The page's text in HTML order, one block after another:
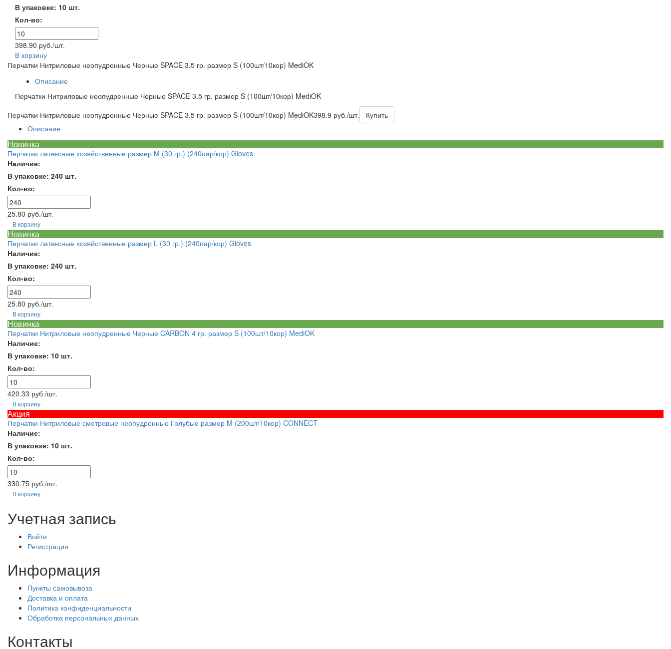
В упаковке: 10 шт.
Кол-во:
398.90 руб./шт.
В корзину
Перчатки Нитриловые неопудренные Черные SPACE 3.5 гр. размер S (100шт/10кор) MediOK
Описание
Перчатки Нитриловые неопудренные Черные SPACE 3.5 гр. размер S (100шт/10кор) MediOK
Перчатки Нитриловые неопудренные Черные SPACE 3.5 гр. размер S (100шт/10кор) MediOK398.9 руб./шт.
Купить
Описание
Новинка
Перчатки латексные хозяйственные размер M (30 гр.) (240пар/кор) Gloves
Наличие:
В упаковке: 240 шт.
Кол-во:
25.80 руб./шт.
В корзину
Новинка
Перчатки латексные хозяйственные размер L (30 гр.) (240пар/кор) Gloves
Наличие:
В упаковке: 240 шт.
Кол-во:
25.80 руб./шт.
В корзину
Новинка
Перчатки Нитриловые неопудренные Черные CARBON 4 гр. размер S (100шт/10кор) MediOK
Наличие:
В упаковке: 10 шт.
Кол-во:
420.33 руб./шт.
В корзину
Акция
Перчатки Нитриловые смотровые неопудренные Голубые размер M (200шт/10кор) CONNECT
Наличие:
В упаковке: 10 шт.
Кол-во:
330.75 руб./шт.
В корзину
Учетная запись
Войти
Регистрация
Информация
Пункты самовывоза
Доставка и оплата
Политика конфиденциальности
Обработка персональных данных
Контакты